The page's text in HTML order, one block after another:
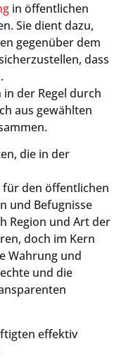
in öffentlichen
Sie dient dazu,
gegenüber dem
dass
der Regel durch
aus gewählten
die in der
den öffentlichen
und Befugnisse
Region und Art der
doch im Kern
Wahrung und
und die
effektiv